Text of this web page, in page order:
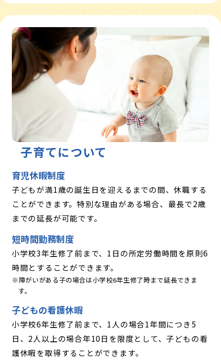
子育てについて
育児休暇制度
子どもが満1歳の誕生日を迎えるまでの間、休職する
ことができます。特別な理由がある場合、最長で2歳
までの延長が可能です。
短時間勤務制度
小学校3年生修了前まで、1日の所定労働時間を原則6
時間とすることができます。
障がいがある子の場合は小学校6年生修了時まで延長できま
す。
子どもの看護休暇
小学校6年生修了前まで、1人の場合1年間につき5
日、2人以上の場合年10日を限度として、子どもの看
護休暇を取得することができます。